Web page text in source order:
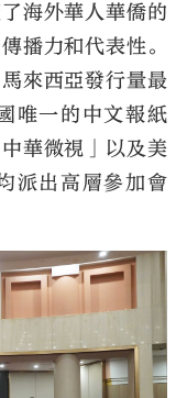
海外華人華僑的
播力和代表性。
來西亞發行量最
唯一的中文報紙
華微視」以及美
派出高層參加會